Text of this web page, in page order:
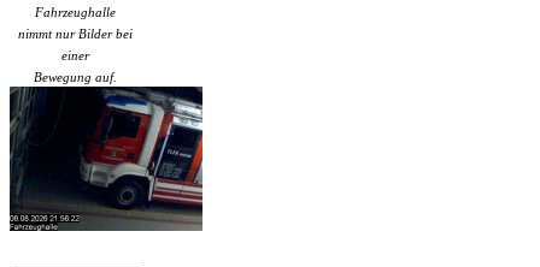
Fahrzeughalle
nimmt nur Bilder bei
einer
Bewegung auf.